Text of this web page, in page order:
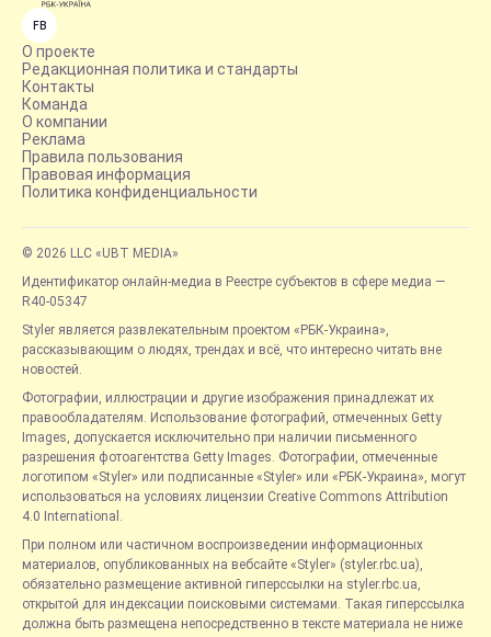
FB
О проекте
Редакционная политика и стандарты
Контакты
Команда
О компании
Реклама
Правила пользования
Правовая информация
Политика конфиденциальности
© 2026 LLC «UBT MEDIA»
Идентификатор онлайн-медиа в Реестре субъектов в сфере медиа —
R40-05347
Styler является развлекательным проектом «РБК-Украина»,
рассказывающим о людях, трендах и всё, что интересно читать вне
новостей.
Фотографии, иллюстрации и другие изображения принадлежат их
правообладателям. Использование фотографий, отмеченных Getty
Images, допускается исключительно при наличии письменного
разрешения фотоагентства Getty Images. Фотографии, отмеченные
логотипом «Styler» или подписанные «Styler» или «РБК-Украина», могут
использоваться на условиях лицензии Creative Commons Attribution
4.0 International.
При полном или частичном воспроизведении информационных
материалов, опубликованных на вебсайте «Styler» (styler.rbc.ua),
обязательно размещение активной гиперссылки на styler.rbc.ua,
открытой для индексации поисковыми системами. Такая гиперссылка
должна быть размещена непосредственно в тексте материала не ниже